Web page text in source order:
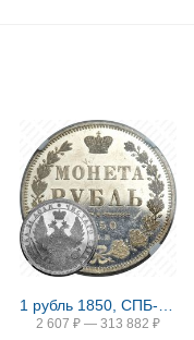
2 607 ₽ — 313 882 ₽